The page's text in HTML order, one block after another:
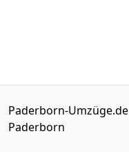
Paderborn-Umzüge.de
Paderborn